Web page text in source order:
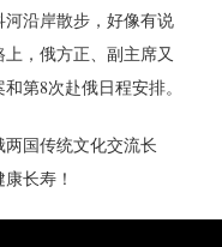
沿岸散步，好像有说
，俄方正、副主席又
第8次赴俄日程安排。
国传统文化交流长
长寿！